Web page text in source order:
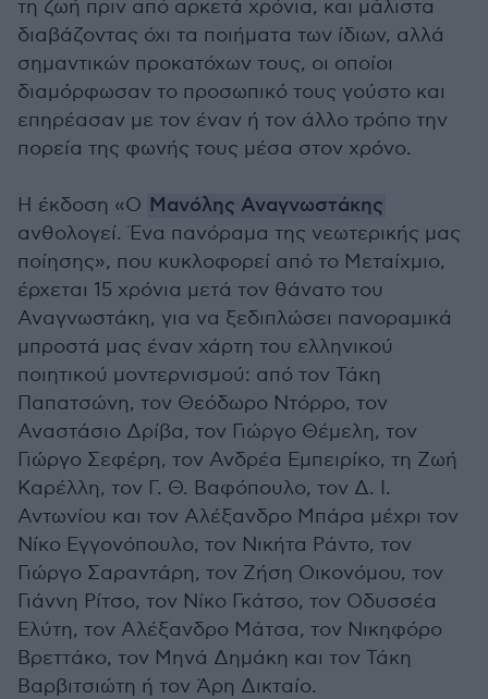
τη ζωή πριν από αρκετά χρόνια, και μάλιστα
διαβάζοντας όχι τα ποιήματα των ίδιων, αλλά
σημαντικών προκατόχων τους, οι οποίοι
διαμόρφωσαν το προσωπικό τους γούστο και
επηρέασαν με τον έναν ή τον άλλο τρόπο την
πορεία της φωνής τους μέσα στον χρόνο.
Η έκδοση «Ο Μανόλης Αναγνωστάκης
ανθολογεί. Ένα πανόραμα της νεωτερικής μας
ποίησης», που κυκλοφορεί από το Μεταίχμιο,
έρχεται 15 χρόνια μετά τον θάνατο του
Αναγνωστάκη, για να ξεδιπλώσει πανοραμικά
μπροστά μας έναν χάρτη του ελληνικού
ποιητικού μοντερνισμού: από τον Τάκη
Παπατσώνη, τον Θεόδωρο Ντόρρο, τον
Αναστάσιο Δρίβα, τον Γιώργο Θέμελη, τον
Γιώργο Σεφέρη, τον Ανδρέα Εμπειρίκο, τη Ζωή
Καρέλλη, τον Γ. Θ. Βαφόπουλο, τον Δ. Ι.
Αντωνίου και τον Αλέξανδρο Μπάρα μέχρι τον
Νίκο Εγγονόπουλο, τον Νικήτα Ράντο, τον
Γιώργο Σαραντάρη, τον Ζήση Οικονόμου, τον
Γιάννη Ρίτσο, τον Νίκο Γκάτσο, τον Οδυσσέα
Ελύτη, τον Αλέξανδρο Μάτσα, τον Νικηφόρο
Βρεττάκο, τον Μηνά Δημάκη και τον Τάκη
Βαρβιτσιώτη ή τον Άρη Δικταίο.